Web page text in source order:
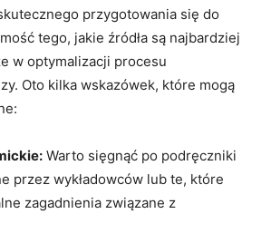
przygotowania się do
tego, jakie źródła są najbardziej
w optymalizacji procesu
Oto kilka wskazówek, które mogą
Warto sięgnąć po podręczniki
przez wykładowców lub te, które
zagadnienia związane z